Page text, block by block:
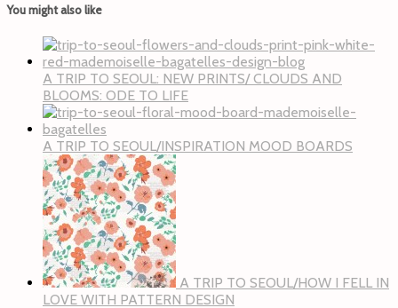
You might also like
A TRIP TO SEOUL: NEW PRINTS/ CLOUDS AND
BLOOMS: ODE TO LIFE
A TRIP TO SEOUL/INSPIRATION MOOD BOARDS
A TRIP TO SEOUL/HOW I FELL IN
LOVE WITH PATTERN DESIGN